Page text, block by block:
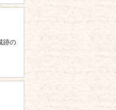
跡の